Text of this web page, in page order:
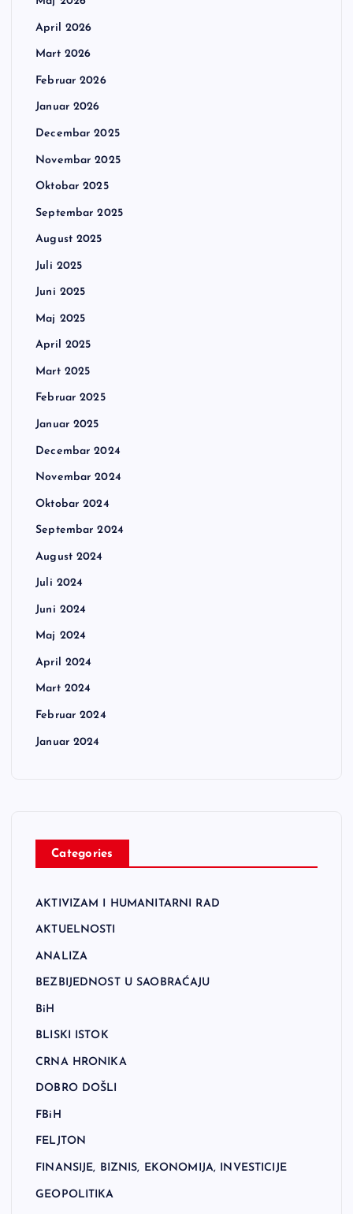
April 2026
Mart 2026
Februar 2026
Januar 2026
Decembar 2025
Novembar 2025
Oktobar 2025
Septembar 2025
August 2025
Juli 2025
Juni 2025
Maj 2025
April 2025
Mart 2025
Februar 2025
Januar 2025
Decembar 2024
Novembar 2024
Oktobar 2024
Septembar 2024
August 2024
Juli 2024
Juni 2024
Maj 2024
April 2024
Mart 2024
Februar 2024
Januar 2024
Categories
AKTIVIZAM I HUMANITARNI RAD
AKTUELNOSTI
ANALIZA
BEZBIJEDNOST U SAOBRAĆAJU
BiH
BLISKI ISTOK
CRNA HRONIKA
DOBRO DOŠLI
FBiH
FELJTON
FINANSIJE, BIZNIS, EKONOMIJA, INVESTICIJE
GEOPOLITIKA